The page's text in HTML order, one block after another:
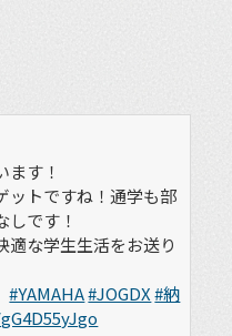
ます！
ットですね！通学も部
です！
適な学生生活をお送り
#YAMAHA#JOGDX#納